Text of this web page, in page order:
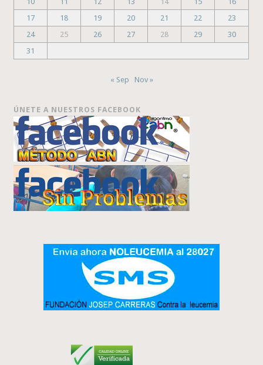
17
18 19 20 21 22
23
24
25 26 27 28 29
30
31
« Sep Nov »
ÚNETE A NUESTROS FACEBOOK